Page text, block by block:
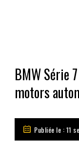
BMW Série
motors
Publiée le : 11